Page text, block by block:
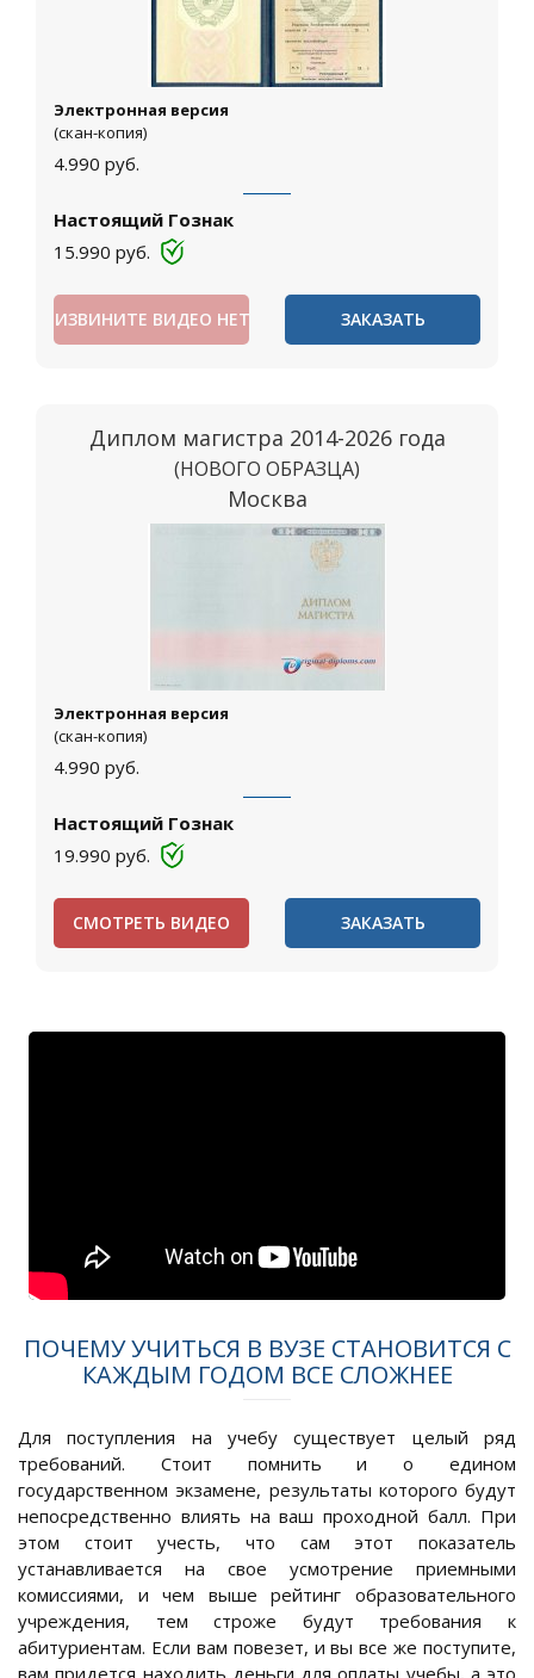
Электронная версия
(скан-копия)
4.990 руб.
Настоящий Гознак
15.990 руб.
ИЗВИНИТЕ ВИДЕО НЕТ ЗАКАЗАТЬ
Диплом магистра 2014-2026 года
(НОВОГО ОБРАЗЦА)
Москва
Электронная версия
(скан-копия)
4.990 руб.
Настоящий Гознак
19.990 руб.
СМОТРЕТЬ ВИДЕО ЗАКАЗАТЬ
ПОЧЕМУ УЧИТЬСЯ В ВУЗЕ СТАНОВИТСЯ С
КАЖДЫМ ГОДОМ ВСЕ СЛОЖНЕЕ
Для поступления на учебу существует целый ряд
требований. Стоит помнить и о едином
государственном экзамене, результаты которого будут
непосредственно влиять на ваш проходной балл. При
этом стоит учесть, что сам этот показатель
устанавливается на свое усмотрение приемными
комиссиями, и чем выше рейтинг образовательного
учреждения, тем строже будут требования к
абитуриентам. Если вам повезет, и вы все же поступите,
вам придется находить деньги для оплаты учебы, а это